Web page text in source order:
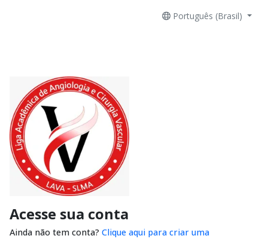
Português (Brasil)
Acesse sua conta
Ainda não tem conta? Clique aqui para criar uma